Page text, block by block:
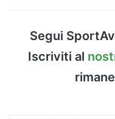
Segui
Iscriviti al